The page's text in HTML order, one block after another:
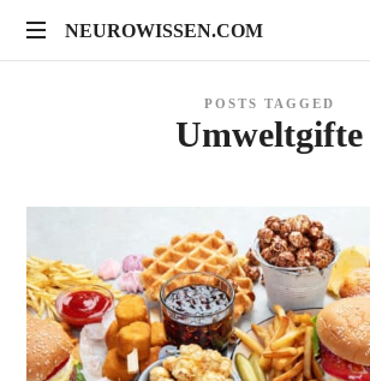
NEUROWISSEN.COM
NEUROWISSEN.COM
neuropsychologische
Prävention
POSTS TAGGED
Umweltgifte